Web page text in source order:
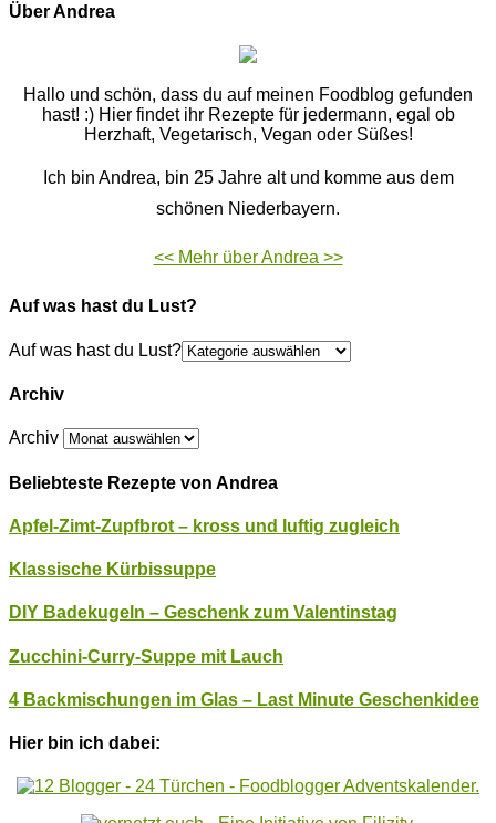
Über Andrea
Hallo und schön, dass du auf meinen Foodblog gefunden
hast! :) Hier findet ihr Rezepte für jedermann, egal ob
Herzhaft, Vegetarisch, Vegan oder Süßes!
Ich bin Andrea, bin 25 Jahre alt und komme aus dem
schönen Niederbayern.
<< Mehr über Andrea >>
Auf was hast du Lust?
Auf was hast du Lust?
Archiv
Archiv
Beliebteste Rezepte von Andrea
Apfel-Zimt-Zupfbrot – kross und luftig zugleich
Klassische Kürbissuppe
DIY Badekugeln – Geschenk zum Valentinstag
Zucchini-Curry-Suppe mit Lauch
4 Backmischungen im Glas – Last Minute Geschenkidee
Hier bin ich dabei: